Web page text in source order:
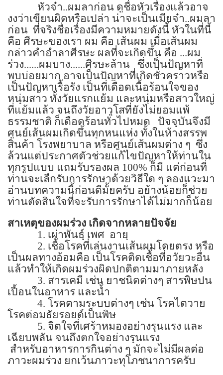
หัวจ๋า..ผมลาก่อน ดูชื่อหัวเรื่องแล้วอาจ
งงว่าเขียนผิดหรือเปล่า น่าจะเป็นเมียจ๋า..ผมลา
ก่อน ที่จริงชื่อเรื่องมีความหมายดังนี้ หัวในที่นี้
คือ ศีรษะของเรา ผม คือ เส้นผม เมื่อเส้นผม
กล่าวคำอำลาศีรษะ ผลที่จะเกิดขึ้น คือ ...ผม
ร่วง......ผมบาง......ศีรษะล้าน
ซึ่งเป็นปัญหาที่
พบบ่อยมาก อาจเป็นปัญหาที่เกิดชั่วคราวหรือ
เป็นปัญหาเรื้อรัง เป็นที่เดือดเนื้อร้อนใจของ
หนุ่มสาว ทั้งวัยแรกแย้ม และหนุ่มหรือสาวใหญ่
ที่แย้มแล้ว จนถึงวัยอาวุโสที่ยังไม่ยอมแพ้
ธรรมชาติ ก็เดือดร้อนทั่วไปหมด
ปัจจุบันจึงมี
ศูนย์เส้นผมเกิดขึ้นทุกหนแห่ง ทั้งในห้างสรรพ
สินค้า โรงพยาบาล หรือศูนย์เส้นผมต่าง ๆ ซึ่ง
ล้วนแต่ประกาศตัวช่วยแก้ไขปัญหาให้ท่านใน
ทุกรูปแบบ แถมรับรองผล 100% ก็มี แต่ก่อนที่
ท่านจะเลืกรับการรักษาด้วยวิธีใด ๆ ลองแวะมา
อ่านบทความนี้ก่อนดีมั้ยครับ อย้างน้อยก็ช่วย
ท่านตัดสินใจที่จะรับการรักษาได้ไม่มากก็น้อย
สาเหตุของผมร่วง เกิดจากหลายปัจจัย
1. เผ่าพันธุ์ เพศ อายุ
2. เชื้อโรคที่เล่นงานเส้นผมโดยตรง หรือ
เป็นผลทางอ้อมคือ เป็นโรคติดเชื้อที่อวัยวะอื่น
แล้วทำให้เกิดผมร่วงผิดปกติตามมาภายหลัง
3. สารเคมี เช่น ยาชนิดต่างๆ สารพิษปน
เปื้อนในอาหาร และน้ำ
4. โรคตามระบบต่างๆ เช่น โรคไตวาย
โรคต่อมธัยรอยด์เป็นพิษ
5. จิตใจที่เศร้าหมองอย่างรุนแรง และ
เฉียบพลัน จนถึงตกใจอย่างรุนแรง
สำหรับอาหารการกินต่าง ๆ มักจะไม่มีผลต่อ
ภาวะผมร่วง ยกเว้นภาวะทุโภชนาการครับ